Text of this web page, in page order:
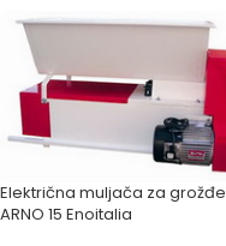
Električna muljača za grožđe
ARNO 15 Enoitalia